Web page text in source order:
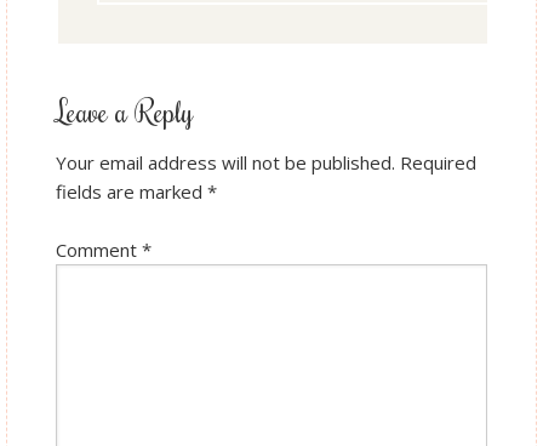
Leave a Reply
Your email address will not be published. Required
fields are marked *
Comment *